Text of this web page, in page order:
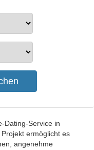
Dating-Service in
ermöglicht es
angenehme